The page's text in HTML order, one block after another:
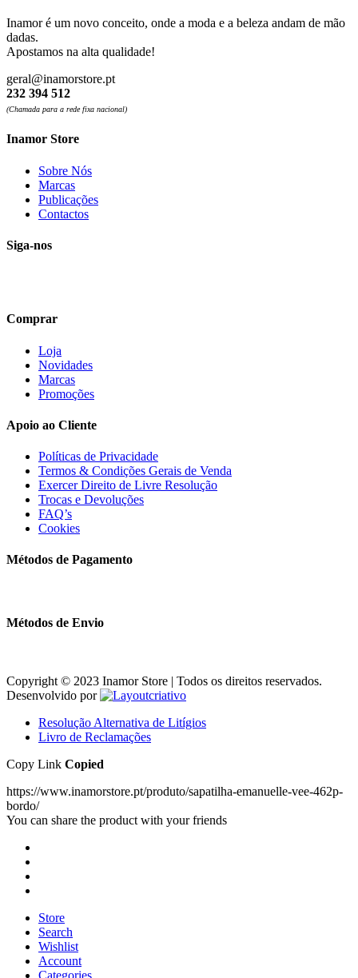
Inamor é um novo conceito, onde a moda e a beleza andam de mão
dadas.
Apostamos na alta qualidade!
geral@inamorstore.pt
232 394 512
(Chamada para a rede fixa nacional)
Inamor Store
Sobre Nós
Marcas
Publicações
Contactos
Siga-nos
Comprar
Loja
Novidades
Marcas
Promoções
Apoio ao Cliente
Políticas de Privacidade
Termos & Condições Gerais de Venda
Exercer Direito de Livre Resolução
Trocas e Devoluções
FAQ’s
Cookies
Métodos de Pagamento
Métodos de Envio
Copyright © 2023 Inamor Store | Todos os direitos reservados.
Desenvolvido por
Resolução Alternativa de Litígios
Livro de Reclamações
Copy Link Copied
https://www.inamorstore.pt/produto/sapatilha-emanuelle-vee-462p-
bordo/
You can share the product with your friends
Store
Search
Wishlist
Account